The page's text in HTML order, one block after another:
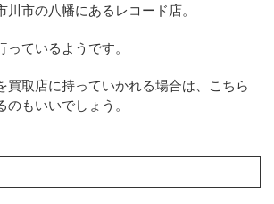
川市の八幡にあるレコード店。
ているようです。
買取店に持っていかれる場合は、こちら
もいいでしょう。